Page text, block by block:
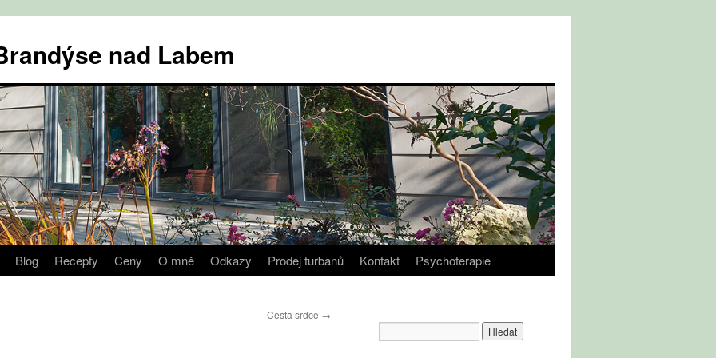
nad Labem
Blog Recepty Ceny O mně Odkazy Prodej turbanů Kontakt Psychoterapie
Cesta srdce →